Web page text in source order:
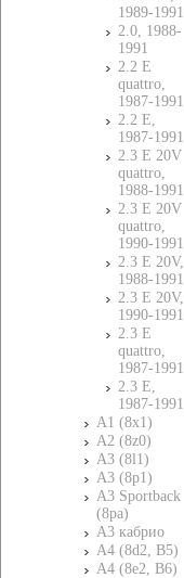
1989-1991
2.0, 1988-
1991
2.2 E
quattro,
1987-1991
2.2 E,
1987-1991
2.3 E 20V
quattro,
1988-1991
2.3 E 20V
quattro,
1990-1991
2.3 E 20V,
1988-1991
2.3 E 20V,
1990-1991
2.3 E
quattro,
1987-1991
2.3 E,
1987-1991
A1 (8x1)
A2 (8z0)
A3 (8l1)
A3 (8p1)
A3 Sportback
(8pa)
A3 кабрио
A4 (8d2, B5)
A4 (8e2, B6)